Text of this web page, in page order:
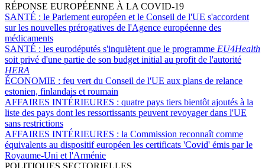
RÉPONSE EUROPÉENNE À LA COVID-19
SANTÉ : le Parlement européen et le Conseil de l'UE s'accordent
sur les nouvelles prérogatives de l'Agence européenne des
médicaments
SANTÉ : les eurodéputés s'inquiètent que le programme EU4Health
soit privé d'une partie de son budget initial au profit de l'autorité
HERA
ÉCONOMIE : feu vert du Conseil de l'UE aux plans de relance
estonien, finlandais et roumain
AFFAIRES INTÉRIEURES : quatre pays tiers bientôt ajoutés à la
liste des pays dont les ressortissants peuvent revoyager dans l'UE
sans restrictions
AFFAIRES INTÉRIEURES : la Commission reconnaît comme
équivalents au dispositif européen les certificats 'Covid' émis par le
Royaume-Uni et l'Arménie
POLITIQUES SECTORIELLES